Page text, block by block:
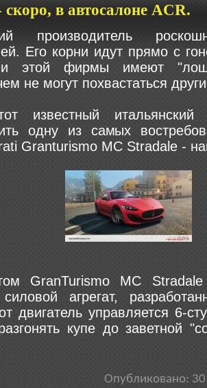
в автосалоне ACR.
производитель
Его корни идут прямо с
этой фирмы имеют
не могут похвастаться
известный итальянский
одну из самых
Granturismo MC Stradale -
GranTurismo MC
агрегат,
двигатель управляется 6-
купе до заветной
Опубликовано: